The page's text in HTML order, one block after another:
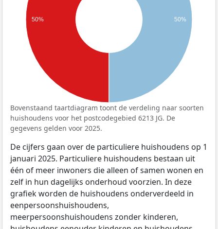
50% 50%
Bovenstaand taartdiagram toont de verdeling naar soorten
huishoudens voor het postcodegebied 6213 JG. De
gegevens gelden voor 2025.
De cijfers gaan over de particuliere huishoudens op 1
januari 2025. Particuliere huishoudens bestaan uit
één of meer inwoners die alleen of samen wonen en
zelf in hun dagelijks onderhoud voorzien. In deze
grafiek worden de huishoudens onderverdeeld in
eenpersoonshuishoudens,
meerpersoonshuishoudens zonder kinderen,